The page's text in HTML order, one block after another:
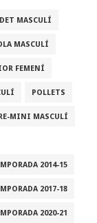
MASCULÍ
MASCULÍ
FEMENÍ
POLLETS
MINI MASCULÍ
2014-15
2017-18
2020-21